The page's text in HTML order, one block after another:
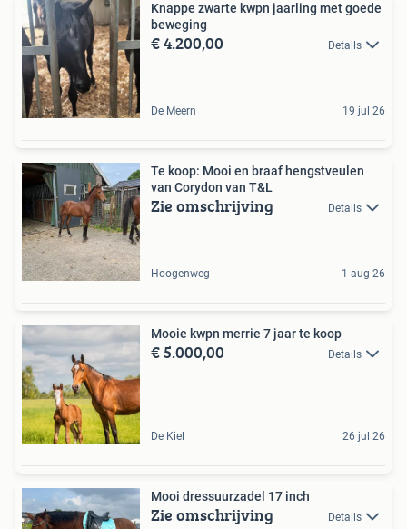
Knappe zwarte kwpn jaarling met goede
beweging
€ 4.200,00 Details
De Meern 19 jul 26
Te koop: Mooi en braaf hengstveulen
van Corydon van T&L
Zie omschrijving Details
Hoogenweg 1 aug 26
Mooie kwpn merrie 7 jaar te koop
€ 5.000,00 Details
De Kiel 26 jul 26
Mooi dressuurzadel 17 inch
Zie omschrijving Details